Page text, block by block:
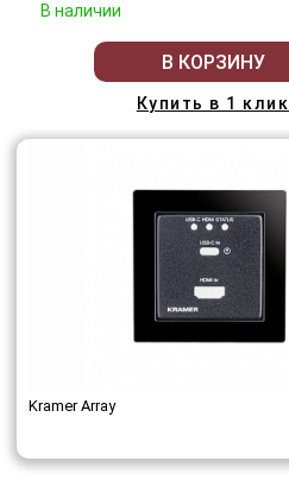
В наличии
В КОРЗИНУ
Купить в 1 клик
Kramer Array